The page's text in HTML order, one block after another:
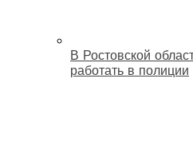
В Ростовской
работать в полиции